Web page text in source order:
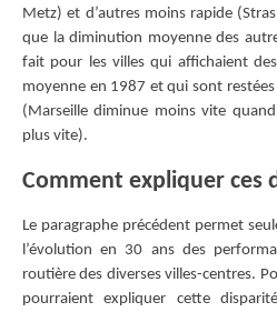
Metz) et d’autres moins rapide
que la diminution moyenne des
fait pour les villes qui affichaient
moyenne en 1987 et qui sont
(Marseille diminue moins vite
plus vite).
Comment expliquer ces
Le paragraphe précédent permet
l’évolution en 30 ans des
routière des diverses villes-centres.
pourraient expliquer cette